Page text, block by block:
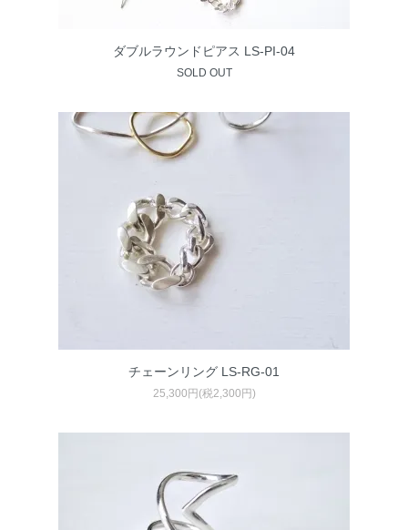
ダブルラウンドピアス LS-PI-04
SOLD OUT
チェーンリング LS-RG-01
25,300円(税2,300円)